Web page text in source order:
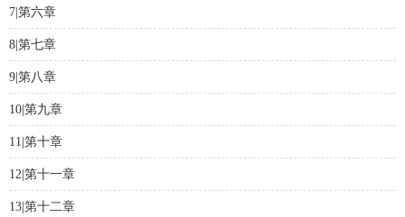
7|第六章
8|第七章
9|第八章
10|第九章
11|第十章
12|第十一章
13|第十二章